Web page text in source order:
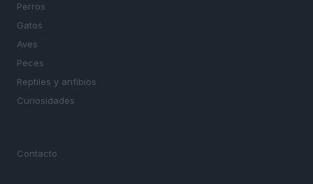
Perros
Gatos
Aves
Peces
Reptiles y anfibios
Curiosidades
Contacto